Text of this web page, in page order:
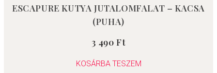
ESCAPURE KUTYA JUTALOMFALAT – KACSA
(PUHA)
3 490Ft
KOSÁRBA TESZEM